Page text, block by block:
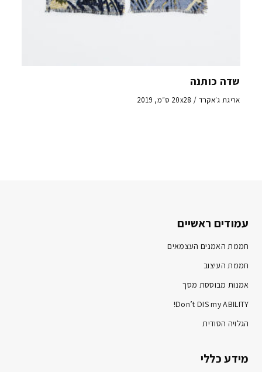
שדה כותנה
אריגת ג׳אקרד / 20x28 ס״מ, 2019
עמודים ראשיים
חממת האמנים העצמאים
חממת העיצוב
אמנות מבוססת מסך
Don’t DIS my ABILITY!
הגלויה הסודית
מידע כללי